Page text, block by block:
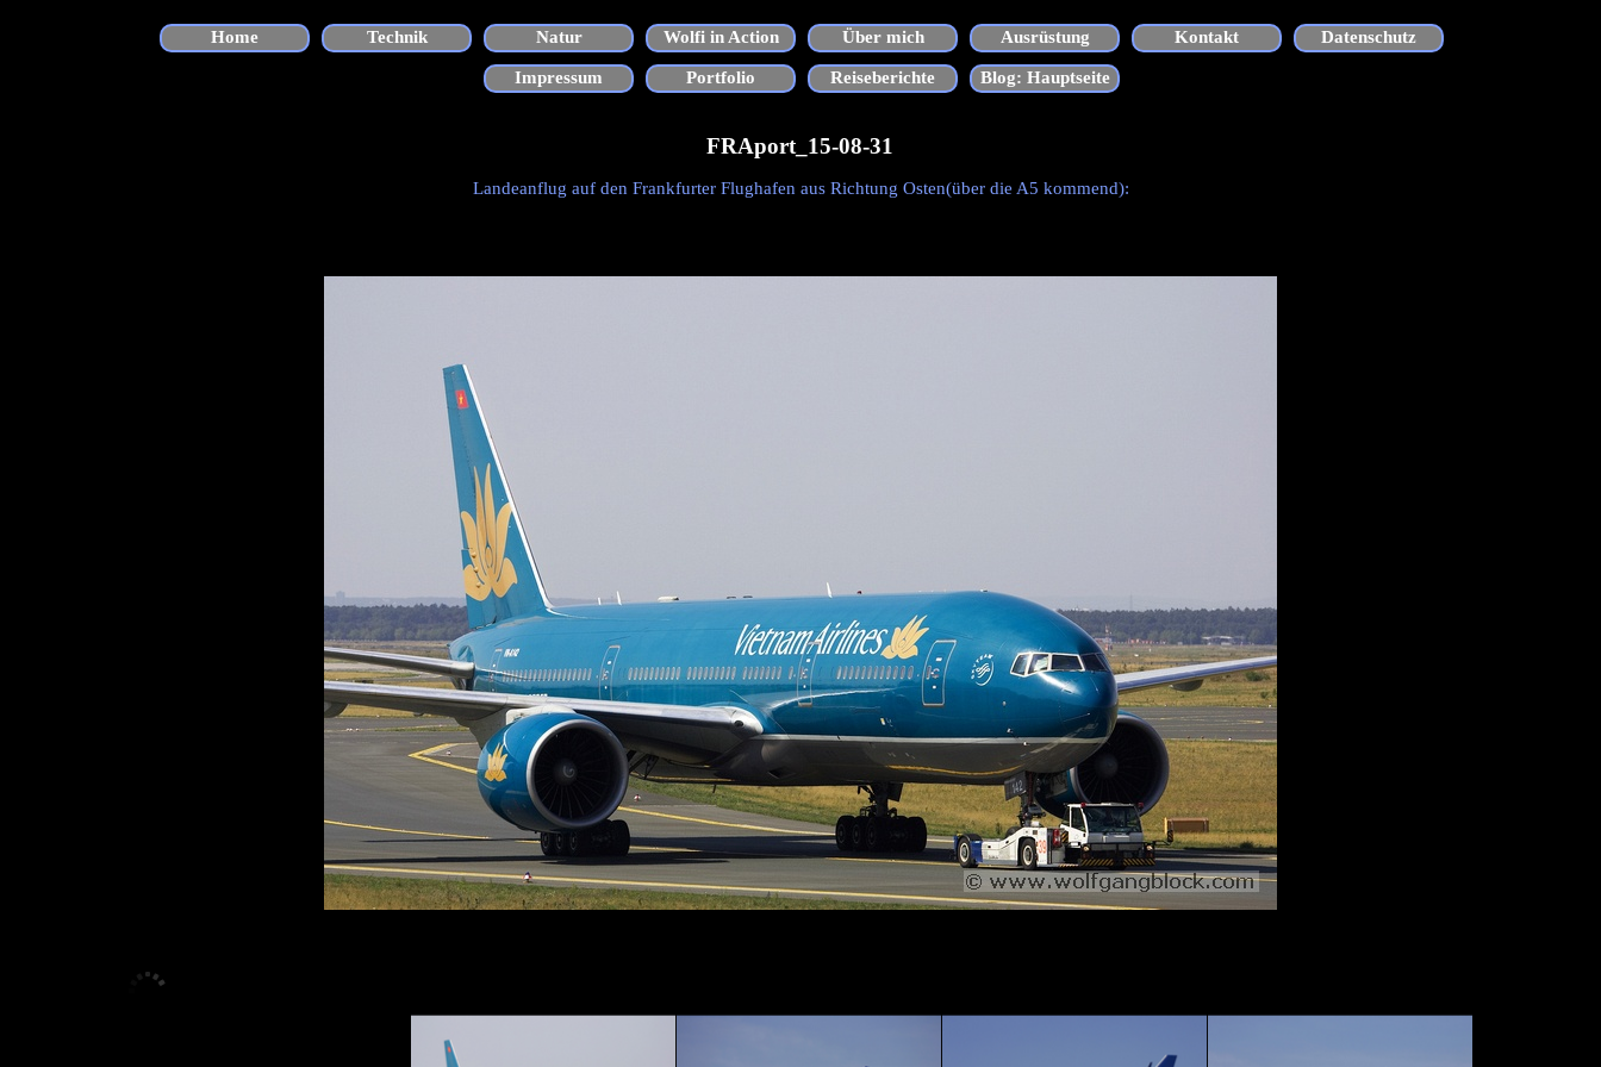
Menü überspringen
Home Technik ▼
Natur ▼
Wolfi in Action ▼
Über mich Ausrüstung Kontakt Datenschutz
Impressum Portfolio Reiseberichte ▼
Blog: Hauptseite
FRAport_15-08-31
Landeanflug auf den Frankfurter Flughafen aus Richtung Osten(über die A5 kommend):